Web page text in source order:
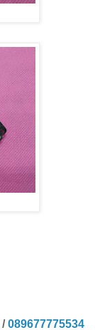
/089677775534